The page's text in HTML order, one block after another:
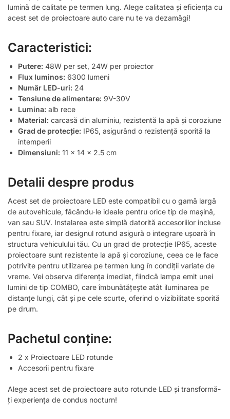
lumină de calitate pe termen lung. Alege calitatea și eficiența cu
acest set de proiectoare auto care nu te va dezamăgi!
Caracteristici:
Putere: 48W per set, 24W per proiector
Flux luminos: 6300 lumeni
Număr LED-uri: 24
Tensiune de alimentare: 9V-30V
Lumina: alb rece
Material: carcasă din aluminiu, rezistentă la apă și coroziune
Grad de protecție: IP65, asigurând o rezistență sporită la
intemperii
Dimensiuni: 11 x 14 x 2.5 cm
Detalii despre produs
Acest set de proiectoare LED este compatibil cu o gamă largă
de autovehicule, făcându-le ideale pentru orice tip de mașină,
van sau SUV. Instalarea este simplă datorită accesoriilor incluse
pentru fixare, iar designul rotund asigură o integrare ușoară în
structura vehiculului tău. Cu un grad de protecție IP65, aceste
proiectoare sunt rezistente la apă și coroziune, ceea ce le face
potrivite pentru utilizarea pe termen lung în condiții variate de
vreme. Vei observa diferența imediat, fiindcă lampa emit unei
lumini de tip COMBO, care îmbunătățește atât iluminarea pe
distanțe lungi, cât și pe cele scurte, oferind o vizibilitate sporită
pe drum.
Pachetul conține:
2 x Proiectoare LED rotunde
Accesorii pentru fixare
Alege acest set de proiectoare auto rotunde LED și transformă-
ți experiența de condus nocturn!